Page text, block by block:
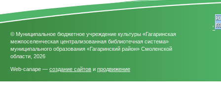
© Муниципальное бюджетное учреждение культуры «Гагаринская
межпоселенческая централизованная библиотечная система»
муниципального образования «Гагаринский район» Смоленской
области, 2026
Web-canape — создание сайтов и продвижение
'